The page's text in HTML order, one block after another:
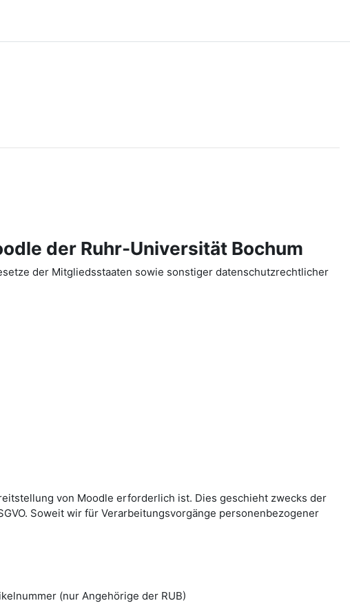
der Ruhr-Universität Bochum
der Mitgliedsstaaten sowie sonstiger datenschutzrechtlicher
von Moodle erforderlich ist. Dies geschieht zwecks der
Soweit wir für Verarbeitungsvorgänge personenbezogener
(nur Angehörige der RUB)